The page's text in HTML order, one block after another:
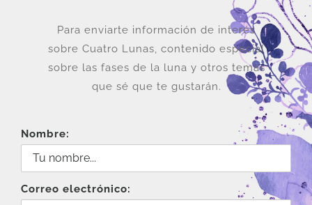
Para enviarte información de interés
sobre Cuatro Lunas, contenido especial
sobre las fases de la luna y otros temas
que sé que te gustarán.
Nombre:
Correo electrónico: